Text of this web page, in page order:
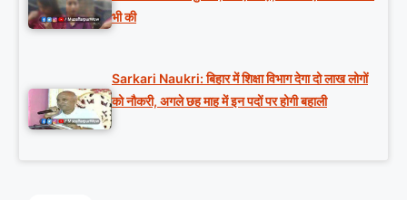
भी की
Sarkari Naukri: बिहार में शिक्षा विभाग देगा दो लाख लोगों
को नौकरी, अगले छह माह में इन पदों पर होगी बहाली